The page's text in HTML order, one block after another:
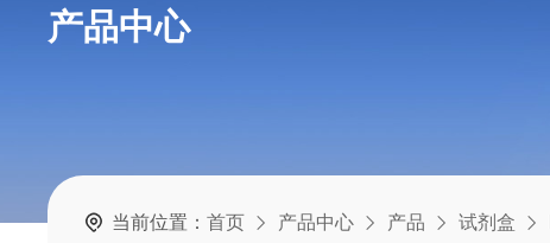
产品中心
当前位置：首页 产品中心 产品 试剂盒